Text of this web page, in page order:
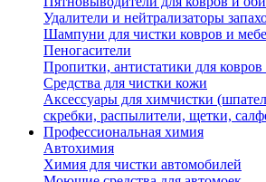
Удалители и нейтрализаторы
Шампуни для чистки ковров и
Пеногасители
Пропитки, антистатики для ковров
Средства для чистки кожи
Аксессуары для химчистки
скребки, распылители, щетки,
Профессиональная химия
Автохимия
Химия для чистки автомобилей